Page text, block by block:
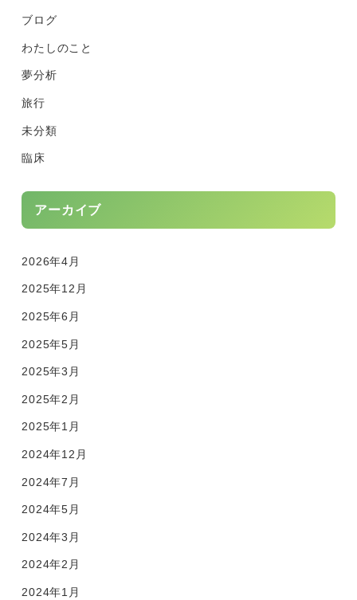
ブログ
わたしのこと
夢分析
旅行
未分類
臨床
アーカイブ
2026年4月
2025年12月
2025年6月
2025年5月
2025年3月
2025年2月
2025年1月
2024年12月
2024年7月
2024年5月
2024年3月
2024年2月
2024年1月